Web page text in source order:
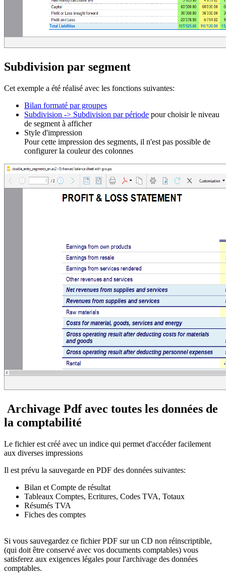
Subdivision par segment
Cet exemple a été réalisé avec les fonctions suivantes:
Bilan formaté par groupes
Subdivision -> Subdivision par période pour choisir le niveau
de segment à afficher
Style d'impression
Pour cette impression des segments, il n'est pas possible de
configurer la couleur des colonnes
Archivage Pdf avec toutes les données de
la comptabilité
Le fichier est créé avec un indice qui permet d'accéder facilement
aux diverses impressions
Il est prévu la sauvegarde en PDF des données suivantes:
Bilan et Compte de résultat
Tableaux Comptes, Ecritures, Codes TVA, Totaux
Résumés TVA
Fiches des comptes
Si vous sauvegardez ce fichier PDF sur un CD non réinscriptible,
(qui doit être conservé avec vos documents comptables) vous
satisferez aux exigences légales pour l'archivage des données
comptables.